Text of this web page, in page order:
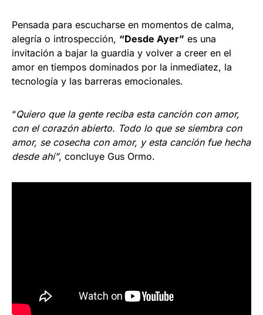
Pensada para escucharse en momentos de calma,
alegría o introspección, “Desde Ayer” es una
invitación a bajar la guardia y volver a creer en el
amor en tiempos dominados por la inmediatez, la
tecnología y las barreras emocionales.
“Quiero que la gente reciba esta canción con amor,
con el corazón abierto. Todo lo que se siembra con
amor, se cosecha con amor, y esta canción fue hecha
desde ahí”, concluye Gus Ormo.